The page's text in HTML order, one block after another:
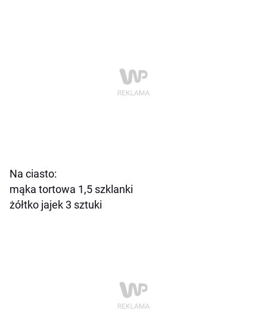
Na ciasto:
mąka tortowa 1,5 szklanki
żółtko jajek 3 sztuki